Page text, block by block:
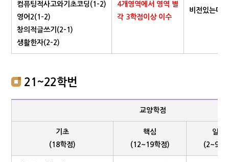
컴퓨팅적사고와기초코딩(1-2)
영어2(1-2)
창의적글쓰기(2-1)
생활한자(2-2)
4개영역에서 영역 별
각 3학점이상 이수
비전있는대
21~22학번
교양학점
기초
(18학점)
핵심
(12~19학점)
일반
(2~9학